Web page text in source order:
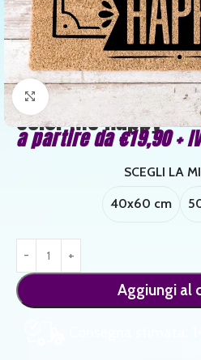
Clicca per ingrandire
Color Me Happy
a partire da€19,90+
SCEGLI LA
40x60 cm
Aggiungi al